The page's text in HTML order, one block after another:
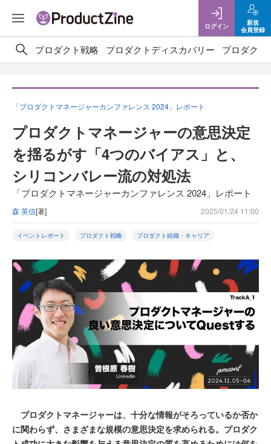
ログイン
新規
会員登録
プロダクト戦略 プロダクトディスカバリー プロダクト
「プロダクトマネージャーカンファレンス 2024」レポート
プロダクトマネージャーの意思決定
を揺るがす「4つのバイアス」と、
シリコンバレー流の対処法
「プロダクトマネージャーカンファレンス 2024」レポート
森 英信[著] 2025/01/24 11:00
イベントレポート プロダクト戦略 プロダクト組織・キャリア
プロダクトマネージャーは、十分な情報がそろっているか否か
に関わらず、さまざまな規模の意思決定を求められる。プロダク